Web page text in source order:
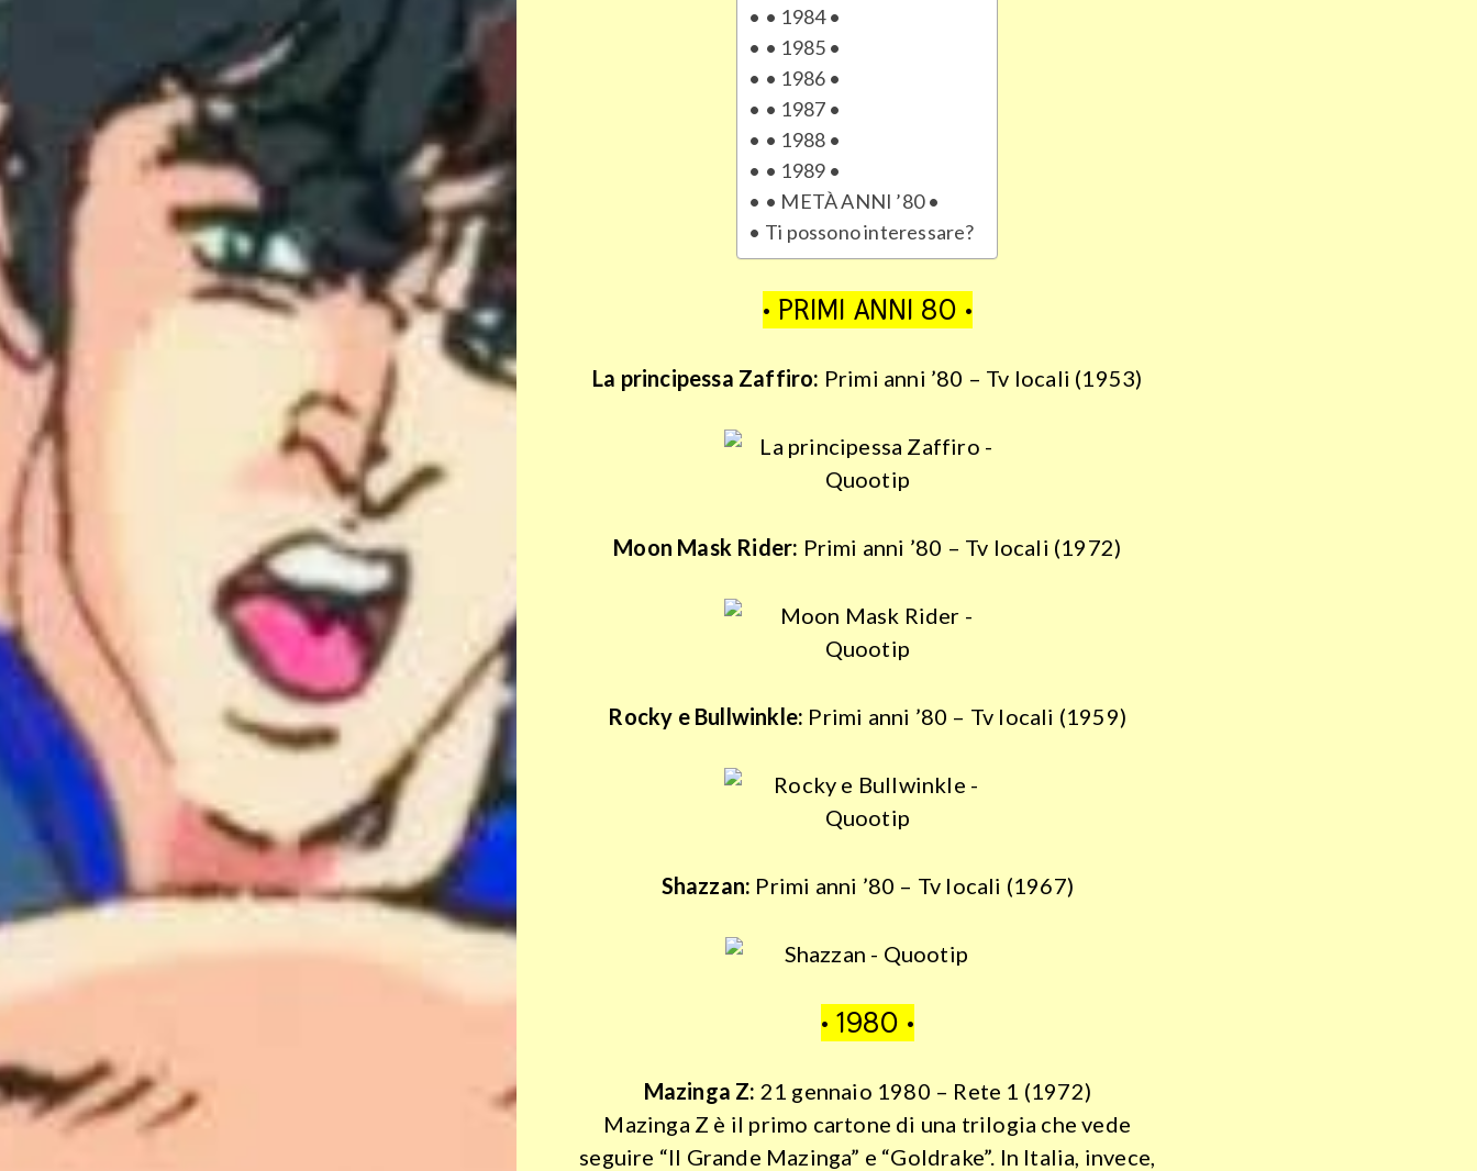
Attualità
Benessere
Misteri
Curiosità
• 1984 •
• 1985 •
• 1986 •
• 1987 •
• 1988 •
• 1989 •
• METÀ ANNI ’80 •
Ti possono interessare?
• PRIMI ANNI 80 •
La principessa Zaffiro: Primi anni ’80 – Tv locali (1953)
Moon Mask Rider: Primi anni ’80 – Tv locali (1972)
Rocky e Bullwinkle: Primi anni ’80 – Tv locali (1959)
Shazzan: Primi anni ’80 – Tv locali (1967)
• 1980 •
Mazinga Z: 21 gennaio 1980 – Rete 1 (1972)
Mazinga Z è il primo cartone di una trilogia che vede
seguire “Il Grande Mazinga” e “Goldrake”. In Italia, invece,